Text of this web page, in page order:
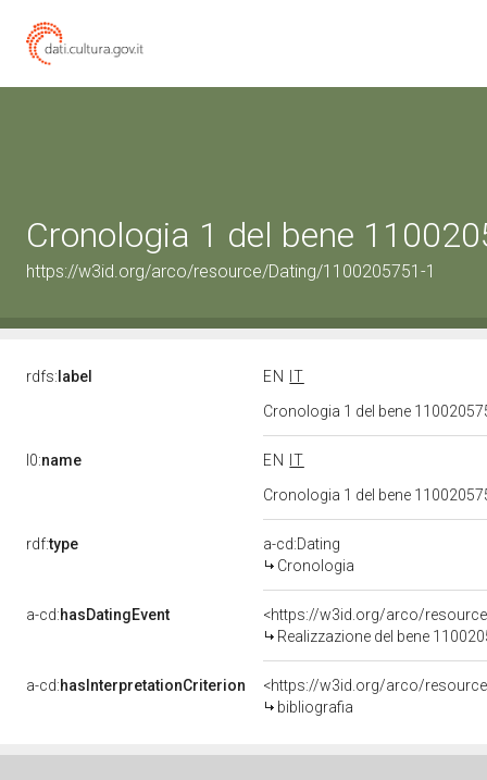
Cronologia 1 del bene
https://w3id.org/arco/resource/Dating/1100205751-1
rdfs: label EN
IT
Cronologia 1 del bene
l0:name EN
IT
Cronologia 1 del bene
rdf:type
a-cd:Dating
Cronologia
a-cd:hasDatingEvent
<https://w3id.org/arco/
Realizzazione del bene
a-cd:hasInterpretationCriterion
<https://w3id.org/arco/
bibliografia